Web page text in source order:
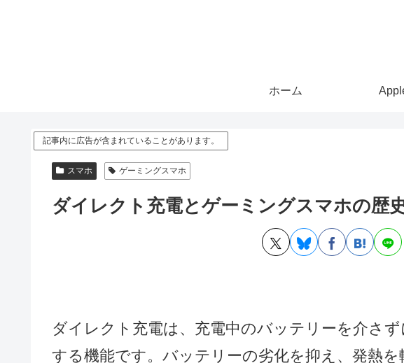
ホーム
記事内に広告が含まれていることがあります。
スマホ ゲーミングスマホ
ダイレクト充電とゲーミングスマホの歴
ダイレクト充電は、充電中のバッテリーを介さ
する機能です。バッテリーの劣化を抑え、発熱